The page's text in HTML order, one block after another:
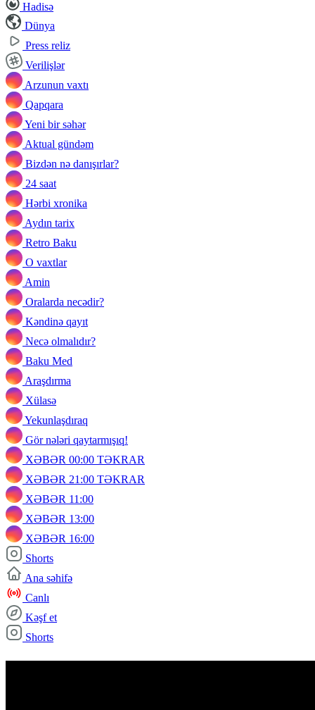
Hadisə
Dünya
Press reliz
Verilişlər
Arzunun vaxtı
Qapqara
Yeni bir səhər
Aktual gündəm
Bizdən nə danışırlar?
24 saat
Hərbi xronika
Aydın tarix
Retro Baku
O vaxtlar
Amin
Oralarda necədir?
Kəndinə qayıt
Necə olmalıdır?
Baku Med
Araşdırma
Xülasə
Yekunlaşdıraq
Gör nələri qaytarmışıq!
XƏBƏR 00:00 TƏKRAR
XƏBƏR 21:00 TƏKRAR
XƏBƏR 11:00
XƏBƏR 13:00
XƏBƏR 16:00
Shorts
Ana səhifə
Canlı
Kəşf et
Shorts